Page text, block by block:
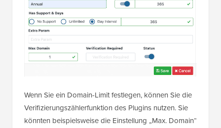
Wenn Sie ein Domain-Limit festlegen, können Sie die
Verifizierungszählerfunktion des Plugins nutzen. Sie
könnten beispielsweise die Einstellung „Max. Domain“